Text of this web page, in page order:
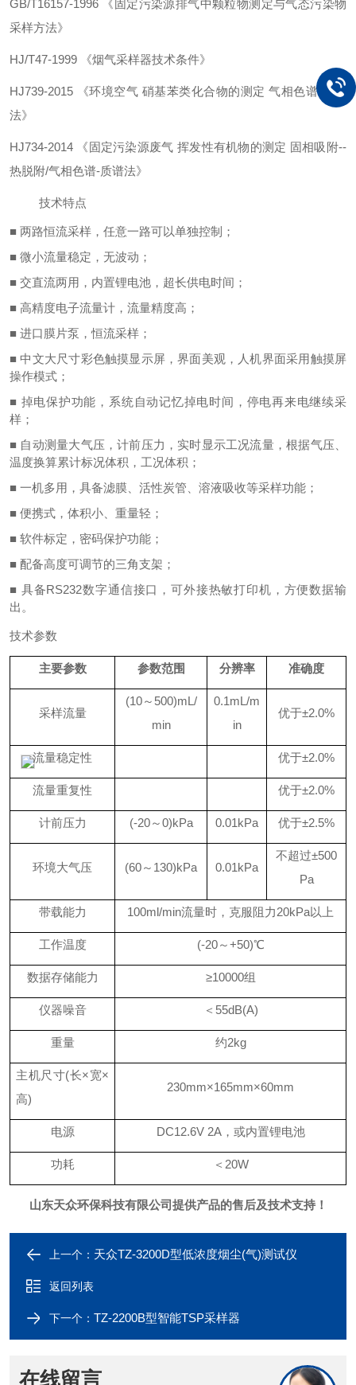
GB/T16157-1996 《 固定污染源排气中颗粒物测定与气态污染物
采样方法》
HJ/T47-1999 《烟气采样器技术条件》
HJ739-2015 《环境空气 硝基苯类化合物的测定 气相色谱 -质谱
法》
HJ734-2014 《固定污染源废气 挥发性有机物的测定 固相吸附--
热脱附/气相色谱-质谱法》
技术特点
■ 两路恒流采样，任意一路可以单独控制；
■ 微小流量稳定，无波动；
■ 交直流两用，内置锂电池， 超长供电时间 ；
■ 高精度电子流量计，流量精度高；
■ 进口膜片泵，恒流采样；
■ 中文大尺寸彩色触摸显示屏，界面美观，人机界面采用触摸屏
操作模式；
■ 掉电保护功能，系统自动记忆掉电时间，停电再来电继续采
样；
■ 自动测量大气压，计前压力，实时显示工况流量，根据气压、
温度换算累计标况体积，工况体积；
■ 一机多用，具备滤膜、活性炭管、溶液吸收等采样功能；
■ 便携式，体积小、重量轻；
■ 软件标定，密码保护功能；
■ 配备高度可调节的三角支架；
■ 具备RS232数字通信接口，可外接热敏打印机，方便数据输
出。
技术参数
主要参数 参数范围 分辨率 准确度
采样流量
(10～ 500)mL/
min
0.1mL/m
in
优于±2.0%
流量稳定性 优于±2.0%
流量重复性 优于±2.0%
计前压力 (-20～0)kPa 0.01kPa 优于±2.5%
环境大气压 (60～130)kPa 0.01kPa
不超过±500
Pa
带载能力 100ml/min流量时，克服阻力20kPa以上
工作温度 (-20～+50)℃
数据存储能力 ≥10000组
仪器噪音 ＜ 55dB(A)
重量 约2kg
主机尺寸(长×宽×
高)
230mm×165mm×60mm
电源 DC12.6V 2A，或内置锂电池
功耗 ＜ 20W
山东天众环保科技有限公司提供产品的售后及技术支持！
上一个： 天众TZ-3200D型低浓度烟尘(气)测试仪
返回列表
下一个： TZ-2200B型智能TSP采样器
在线留言